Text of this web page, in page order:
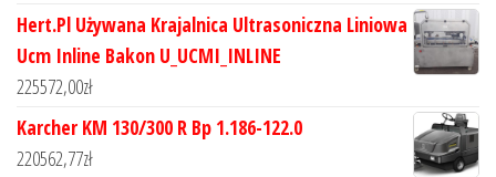
Hert.Pl Używana Krajalnica Ultrasoniczna Liniowa
Ucm Inline Bakon U_UCMI_INLINE
225572,00zł
Karcher KM 130/300 R Bp 1.186-122.0
220562,77zł